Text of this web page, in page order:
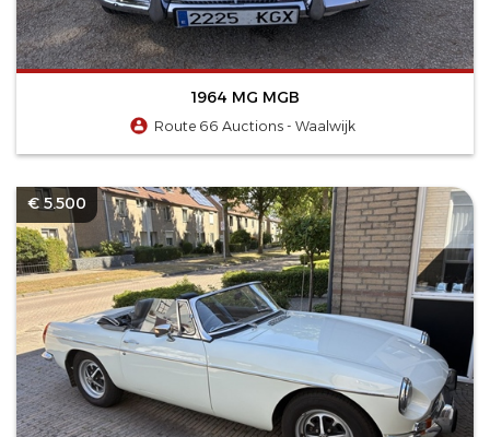
1964 MG MGB
Route 66 Auctions - Waalwijk
€ 5.500